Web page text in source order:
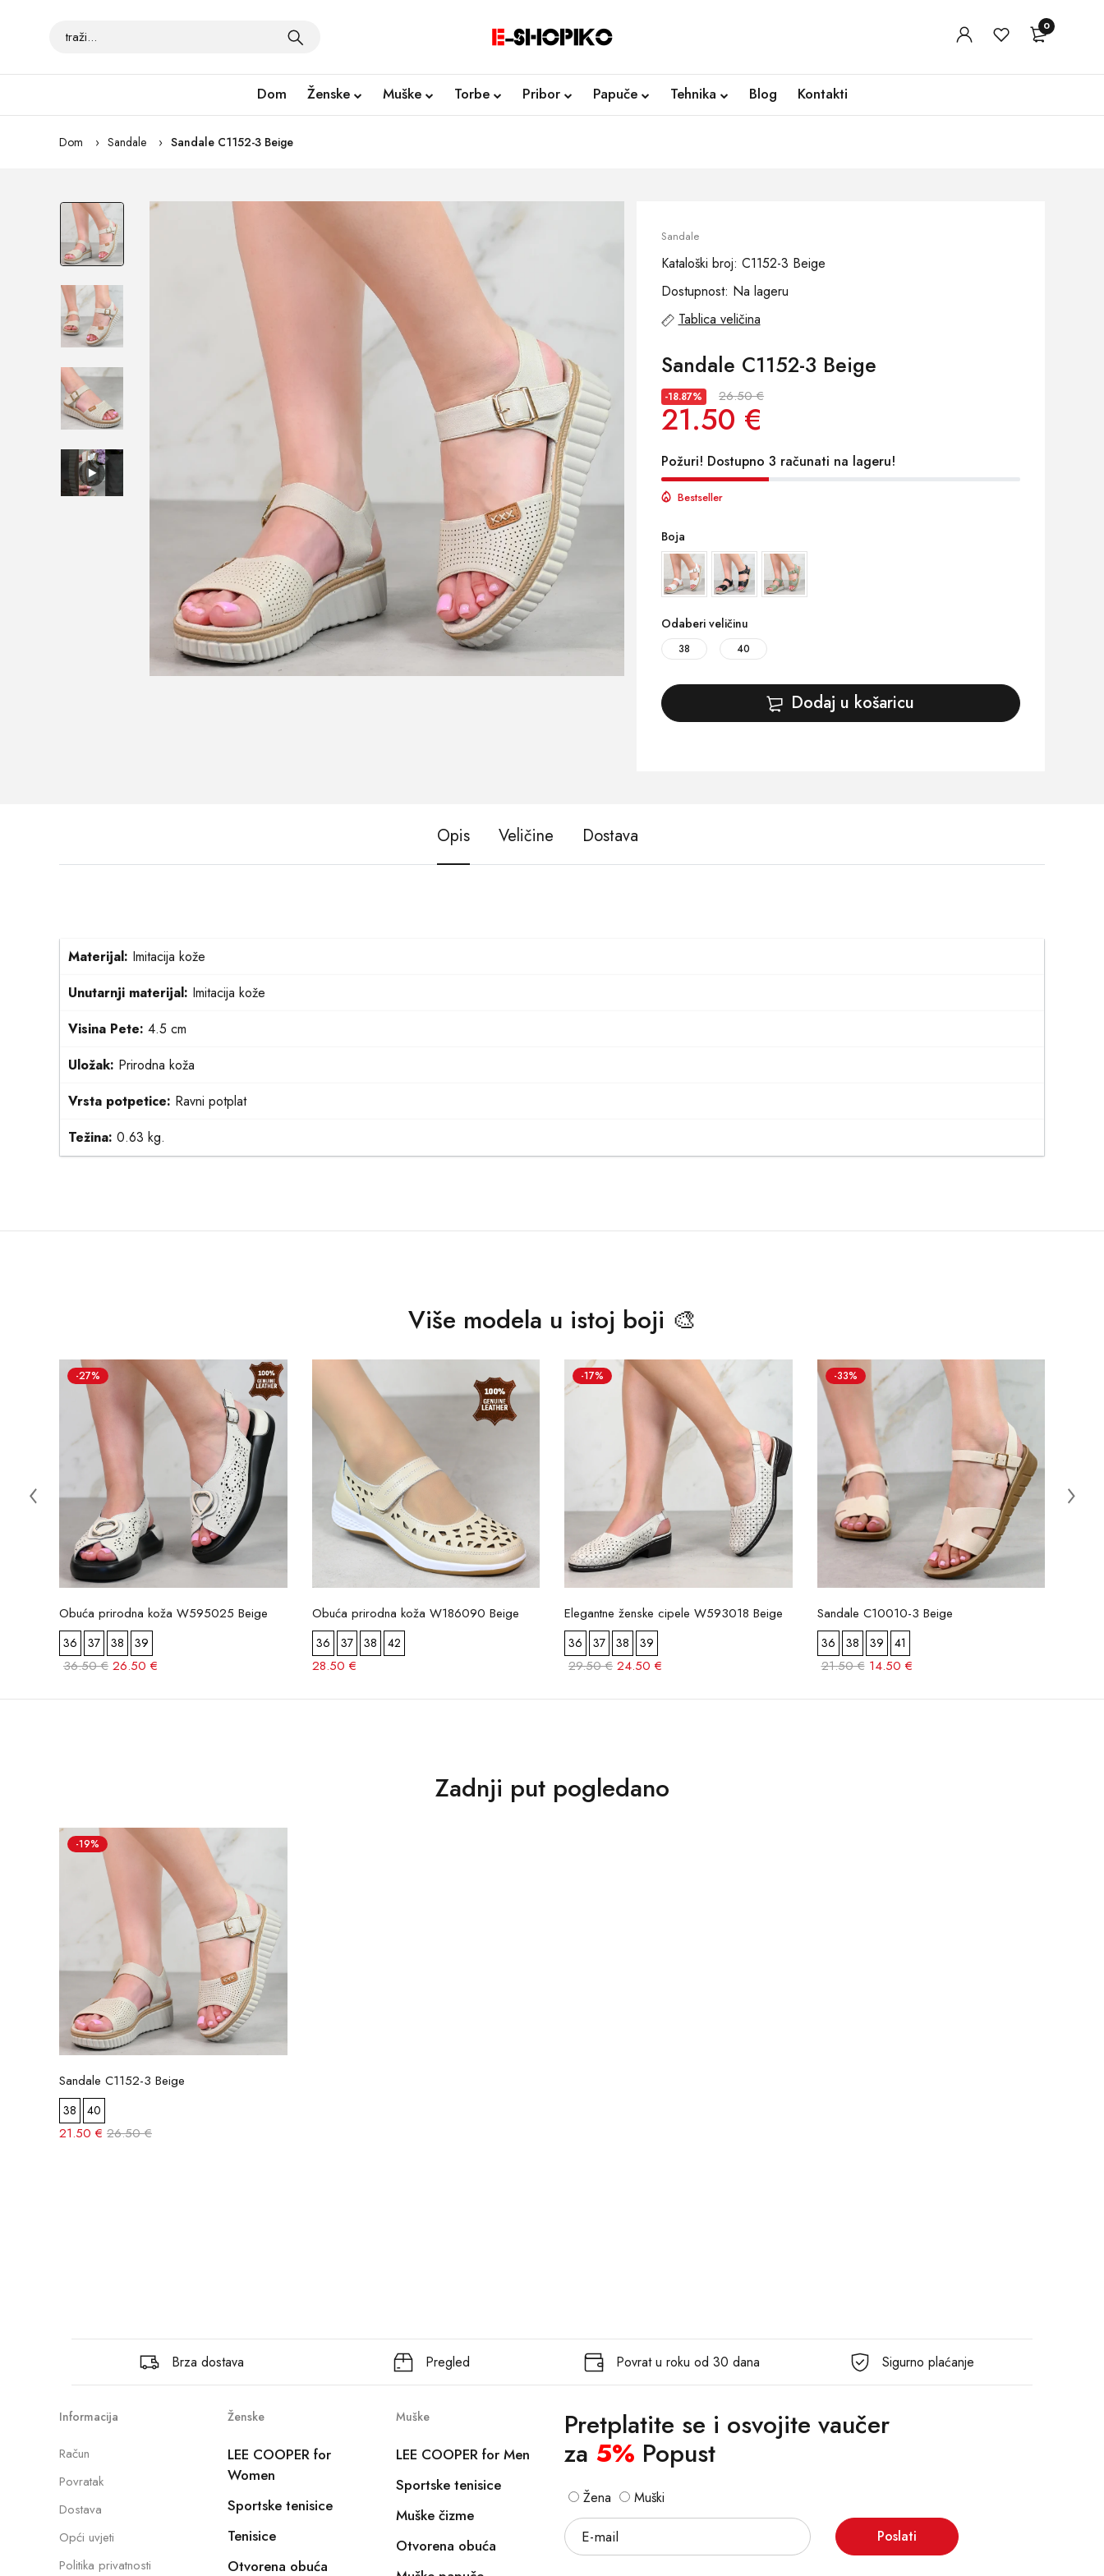
0
Dom Ženske Muške Torbe Pribor Papuče Tehnika Blog Kontakti
Dom Sandale Sandale C1152-3 Beige
Sandale
Kataloški broj: C1152-3 Beige
Dostupnost: Na lageru
Tablica veličina
Sandale C1152-3 Beige
-18.87% 26.50 €
21.50 €
Požuri! Dostupno 3 računati na lageru!
Bestseller
Boja
Odaberi veličinu
38 40
Dodaj u košaricu
Opis Veličine Dostava
Materijal: Imitacija kože
Unutarnji materijal: Imitacija kože
Visina Pete: 4.5 cm
Uložak: Prirodna koža
Vrsta potpetice: Ravni potplat
Težina: 0.63 kg.
Više modela u istoj boji 🎨
-27%
Obuća prirodna koža W595025 Beige
36 37 38 39
36.50 € 26.50 €
Obuća prirodna koža W186090 Beige
36 37 38 42
28.50 €
-17%
Elegantne ženske cipele W593018 Beige
36 37 38 39
29.50 € 24.50 €
-33%
Sandale C10010-3 Beige
36 38 39 41
21.50 € 14.50 €
Zadnji put pogledano
-19%
Sandale C1152-3 Beige
38 40
21.50 € 26.50 €
Brza dostava Pregled Povrat u roku od 30 dana Sigurno plaćanje
Informacija
Račun
Povratak
Dostava
Opći uvjeti
Politika privatnosti
Ženske
LEE COOPER for
Women
Sportske tenisice
Tenisice
Otvorena obuća
Muške
LEE COOPER for Men
Sportske tenisice
Muške čizme
Otvorena obuća
Pretplatite se i osvojite vaučer
za 5% Popust
Žena Muški
Poslati